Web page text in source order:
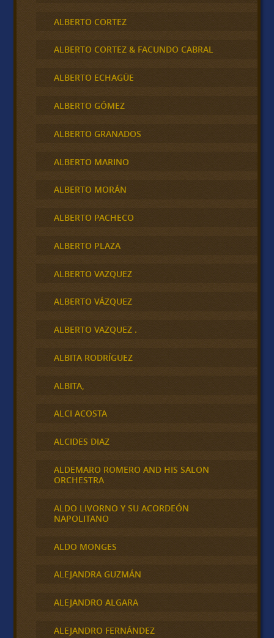
ALBERTO CORTEZ
ALBERTO CORTEZ & FACUNDO CABRAL
ALBERTO ECHAGÜE
ALBERTO GÓMEZ
ALBERTO GRANADOS
ALBERTO MARINO
ALBERTO MORÁN
ALBERTO PACHECO
ALBERTO PLAZA
ALBERTO VAZQUEZ
ALBERTO VÁZQUEZ
ALBERTO VAZQUEZ .
ALBITA RODRÍGUEZ
ALBITA,
ALCI ACOSTA
ALCIDES DIAZ
ALDEMARO ROMERO AND HIS SALON
ORCHESTRA
ALDO LIVORNO Y SU ACORDEÓN
NAPOLITANO
ALDO MONGES
ALEJANDRA GUZMÁN
ALEJANDRO ALGARA
ALEJANDRO FERNÁNDEZ